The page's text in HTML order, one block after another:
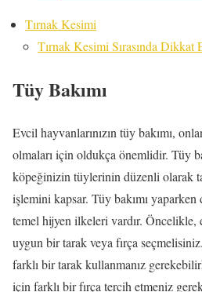
Tırnak Kesimi
Tırnak Kesimi Sırasında Dikkat
Tüy Bakımı
Evcil hayvanlarınızın tüy bakımı,
olmaları için oldukça önemlidir. Tüy
köpeğinizin tüylerinin düzenli olarak
işlemini kapsar. Tüy bakımı
temel hijyen ilkeleri vardır. Öncelikle,
uygun bir tarak veya fırça
farklı bir tarak kullanmanız
için farklı bir fırça tercih etmeniz